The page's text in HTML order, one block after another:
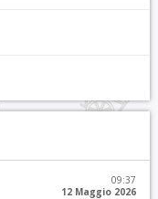
09:37
12 Maggio 2026